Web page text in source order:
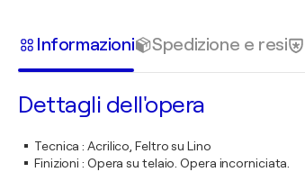
Informazioni Spedizione e resi
Dettagli dell'opera
Tecnica :Acrilico, Feltro su Lino
Finizioni : Opera su telaio. Opera incorniciata.